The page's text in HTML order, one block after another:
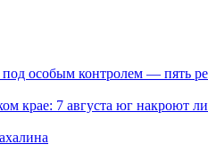
под особым контролем — пять
крае: 7 августа юг накроют